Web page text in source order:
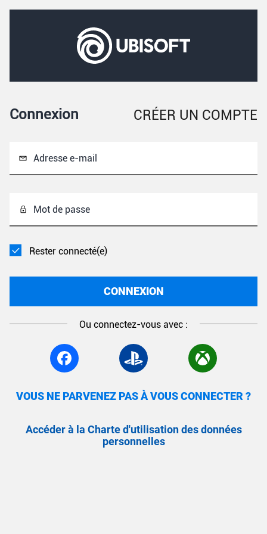
Connexion CRÉER UN COMPTE
Adresse e-mail
Mot de passe
Rester connecté(e)
CONNEXION
Ou connectez-vous avec :
VOUS NE PARVENEZ PAS À VOUS CONNECTER ?
Accéder à la Charte d'utilisation des données
personnelles